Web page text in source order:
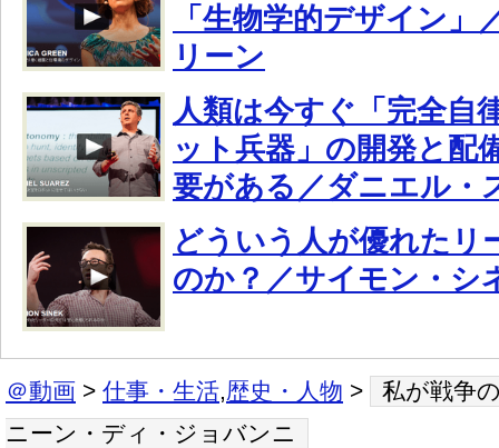
「生物学的デザイン」
リーン
人類は今すぐ「完全自
ット兵器」の開発と配
要がある／ダニエル・
どういう人が優れたリ
のか？／サイモン・シ
＠動画 > 仕事・生活,歴史・人物 >
私が戦争
ニーン・ディ・ジョバンニ